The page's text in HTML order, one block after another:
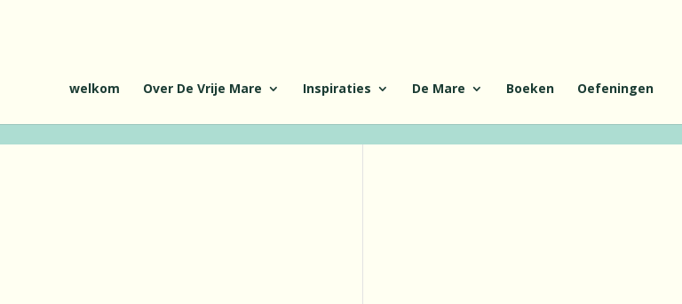
welkom Over De Vrije Mare Inspiraties De Mare Boeken Oefeningen